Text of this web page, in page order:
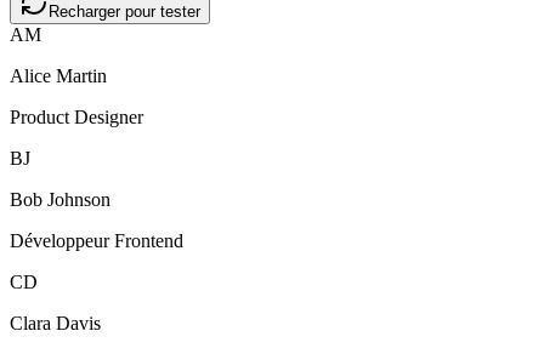
Recharger pour tester
AM
Alice Martin
Product Designer
BJ
Bob Johnson
Développeur Frontend
CD
Clara Davis